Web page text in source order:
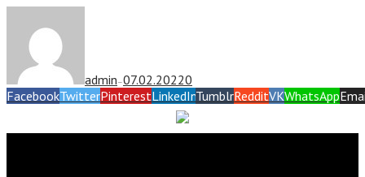
admin —07.02.20220
FacebookTwitterPinterestLinkedInTumblrRedditVKWhatsApp